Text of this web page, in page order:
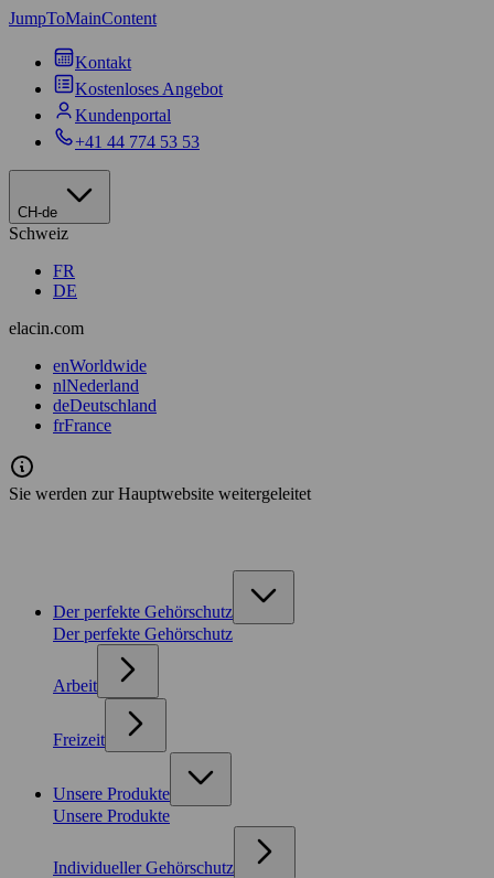
JumpToMainContent
Kontakt
Kostenloses Angebot
Kundenportal
+41 44 774 53 53
CH-de
Schweiz
FR
DE
elacin.com
enWorldwide
nlNederland
deDeutschland
frFrance
Sie werden zur Hauptwebsite weitergeleitet
Der perfekte Gehörschutz
Der perfekte Gehörschutz
Arbeit
Freizeit
Unsere Produkte
Unsere Produkte
Individueller Gehörschutz